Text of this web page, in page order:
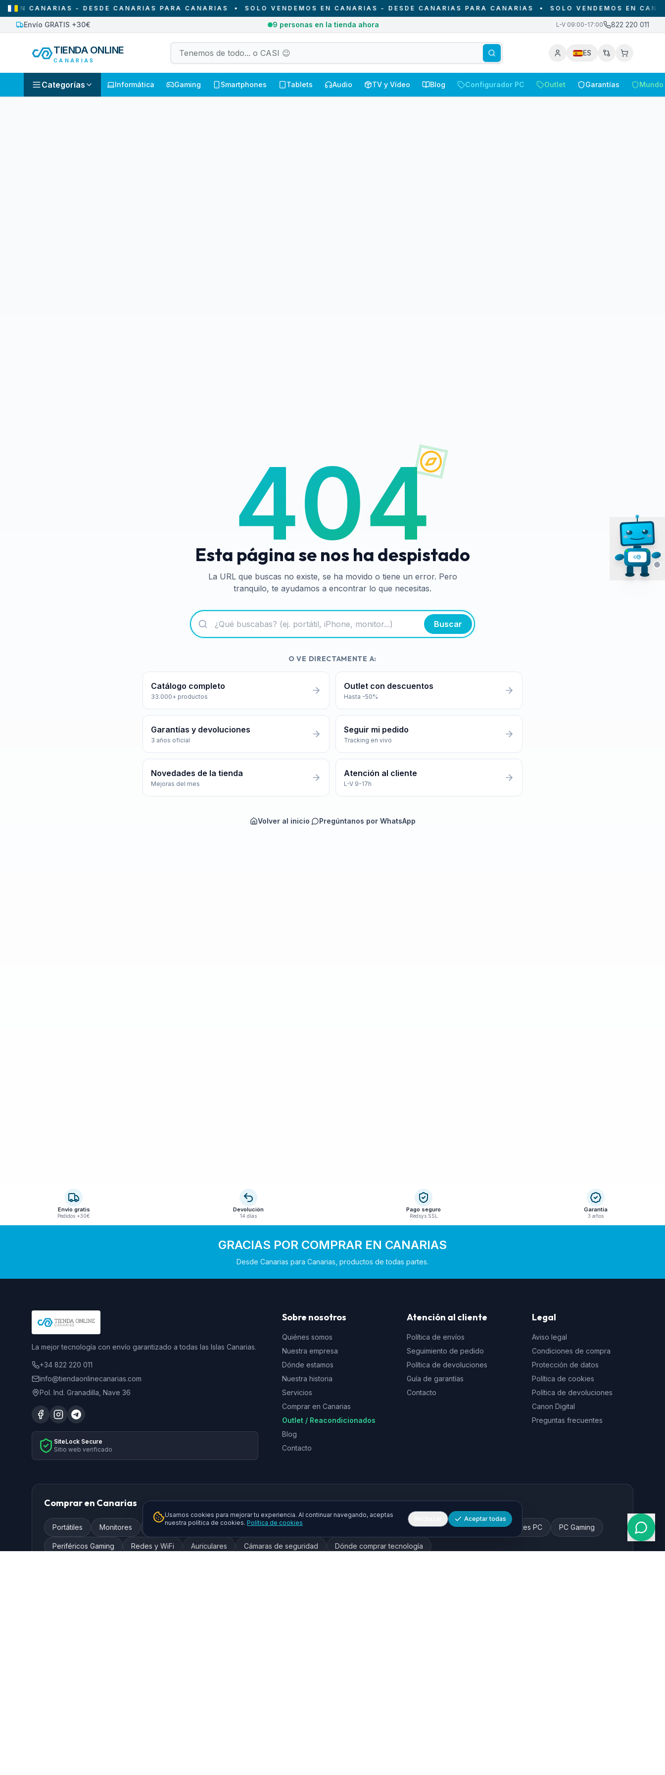
CANARIAS - DESDE CANARIAS PARA CANARIAS• SOLO VENDEMOS EN CANARIAS - DESDE CANARIAS PARA CANARIAS• SOLO VENDEMOS EN
Envío GRATIS +30€ 9 personas en la tienda ahora L-V 09:00-17:00 822 220 011
TIENDA ONLINE
CANARIAS
ES
Categorías Informática Gaming Smartphones Tablets Audio TV y Vídeo Blog Configurador PC Outlet Garantías
404
Esta página se nos ha despistado
La URL que buscas no existe, se ha movido o tiene un error. Pero
tranquilo, te ayudamos a encontrar lo que necesitas.
Buscar
O VE DIRECTAMENTE A:
Catálogo completo
33.000+ productos
Outlet con descuentos
Hasta -50%
Garantías y devoluciones
3 años oficial
Seguir mi pedido
Tracking en vivo
Novedades de la tienda
Mejoras del mes
Atención al cliente
L-V 9-17h
Volver al inicio· Pregúntanos por WhatsApp
Envío gratis
Pedidos +30€
Devolución
14 días
Pago seguro
Redsys SSL
Garantía
3 años
GRACIAS POR COMPRAR EN CANARIAS
Desde Canarias para Canarias, productos de todas partes.
La mejor tecnología con envío garantizado a todas las Islas Canarias.
+34 822 220 011
info@tiendaonlinecanarias.com
Pol. Ind. Granadilla, Nave 36
SiteLock Secure
Sitio web verificado
Sobre nosotros
Quiénes somos
Nuestra empresa
Dónde estamos
Nuestra historia
Servicios
Comprar en Canarias
Outlet / Reacondicionados
Blog
Contacto
Atención al cliente
Política de envíos
Seguimiento de pedido
Política de devoluciones
Guía de garantías
Contacto
Legal
Aviso legal
Condiciones de compra
Protección de datos
Política de cookies
Política de devoluciones
Canon Digital
Preguntas frecuentes
Comprar en Canarias
Portátiles Monitores Televisores Smartphones Móviles baratos Impresoras Tóner y tinta Componentes PC PC Gaming
Periféricos Gaming Redes y WiFi Auriculares Cámaras de seguridad Dónde comprar tecnología
Usamos cookies para mejorar tu experiencia. Al continuar navegando, aceptas
nuestra política de cookies. Política de cookies
Aceptar todas